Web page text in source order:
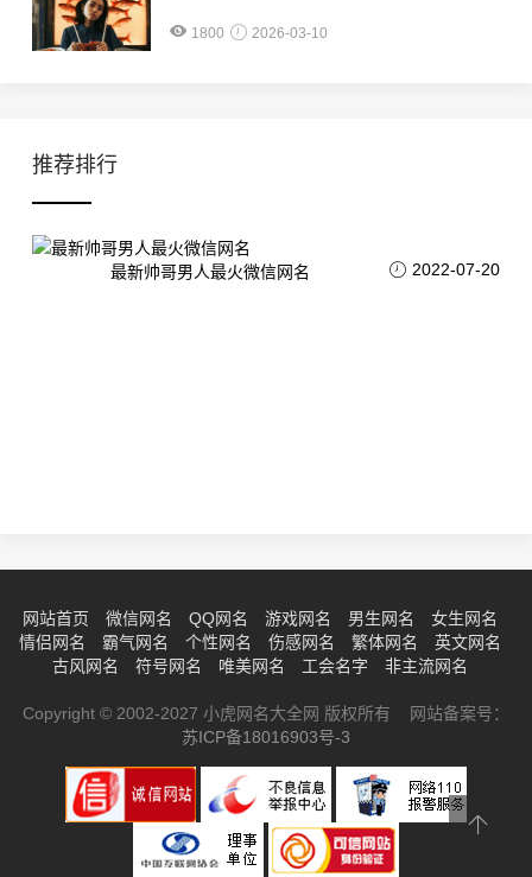
1800 2026-03-10
推荐排行
最新帅哥男人最火微信网名 2022-07-20
网站首页 微信网名 QQ网名 游戏网名 男生网名
女生网名
情侣网名
霸气网名 个性网名 伤感网名 繁体网名
英文网名
古风网名
符号网名 唯美网名 工会名字 非主流网名
Copyright © 2002-2027 小虎网名大全网 版权所有 网站备案号：
苏ICP备18016903号-3